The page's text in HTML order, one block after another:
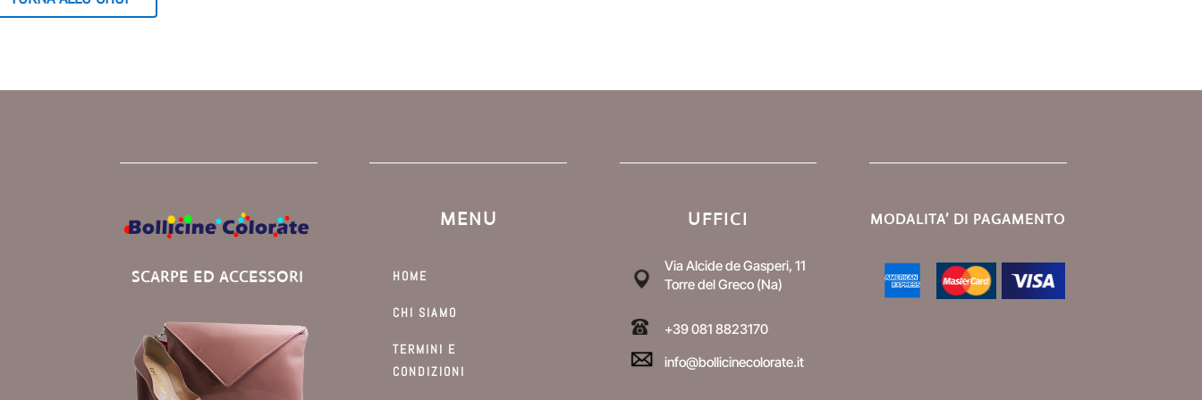
SCARPE ED ACCESSORI
MENU
HOME
CHI SIAMO
TERMINI E
CONDIZIONI
UFFICI
Via Alcide de Gasperi, 11
Torre del Greco (Na)
+39 081 8823170
info@bollicinecolorate.it
MODALITA’ DI PAGAMENTO